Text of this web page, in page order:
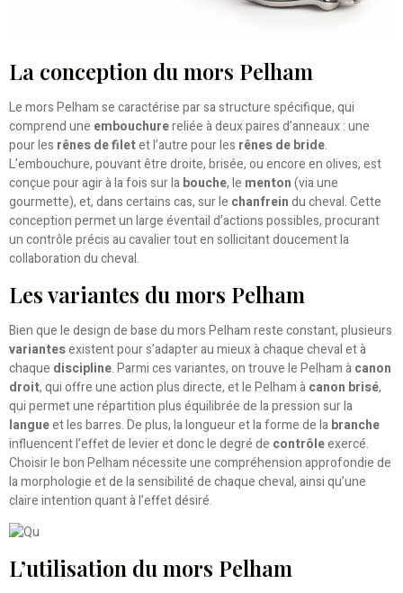
La conception du mors Pelham
Le mors Pelham se caractérise par sa structure spécifique, qui
comprend une embouchurereliée à deux paires d’anneaux : une
pour les rênes de filetet l’autre pour les rênes de bride.
L’embouchure, pouvant être droite, brisée, ou encore en olives, est
conçue pour agir à la fois sur labouche, le menton(via une
gourmette), et, dans certains cas, sur le chanfreindu cheval. Cette
conception permet un large éventail d’actions possibles, procurant
un contrôle précis au cavalier tout en sollicitant doucement la
collaboration du cheval.
Les variantes du mors Pelham
Bien que le design de base du mors Pelham reste constant, plusieurs
variantesexistent pour s’adapter au mieux à chaque cheval et à
chaque discipline. Parmi ces variantes, on trouve le Pelham àcanon
droit, qui offre une action plus directe, et le Pelham àcanon brisé,
qui permet une répartition plus équilibrée de la pression sur la
langueet les barres. De plus, la longueur et la forme de labranche
influencent l’effet de levier et donc le degré de contrôleexercé.
Choisir le bon Pelham nécessite une compréhension approfondie de
la morphologie et de la sensibilité de chaque cheval, ainsi qu’une
claire intention quant à l’effet désiré.
L’utilisation du mors Pelham